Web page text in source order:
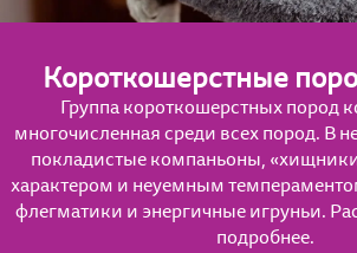
Короткошерстные
Группа короткошерстных пород
многочисленная среди всех пород. В
покладистые компаньоны,
характером и неуемным
флегматики и энергичные игруньи.
подробнее.